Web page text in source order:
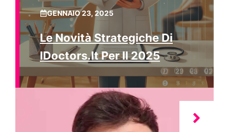
GENNAIO 23, 2025
Le Novità Strategiche Di
IDoctors.it Per Il 2025